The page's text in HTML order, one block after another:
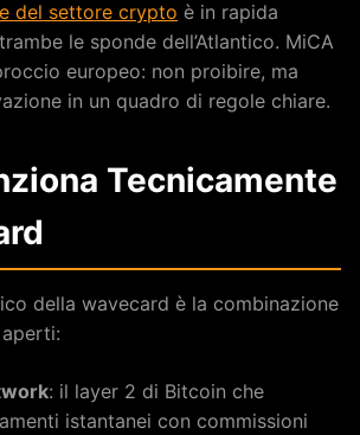
del settore crypto è in rapida
le sponde dell’Atlantico. MiCA
europeo: non proibire, ma
in un quadro di regole chiare.
Tecnicamente
della wavecard è la combinazione
: il layer 2 di Bitcoin che
istantanei con commissioni